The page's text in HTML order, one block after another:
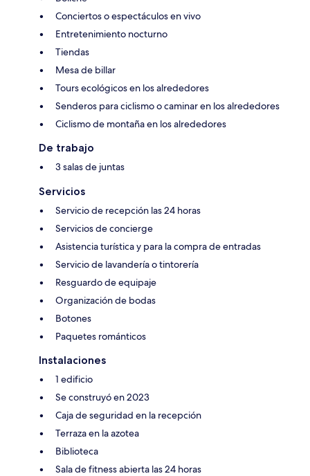
Conciertos o espectáculos en vivo
Entretenimiento nocturno
Tiendas
Mesa de billar
Tours ecológicos en los alrededores
Senderos para ciclismo o caminar en los alrededores
Ciclismo de montaña en los alrededores
De trabajo
3 salas de juntas
Servicios
Servicio de recepción las 24 horas
Servicios de concierge
Asistencia turística y para la compra de entradas
Servicio de lavandería o tintorería
Resguardo de equipaje
Organización de bodas
Botones
Paquetes románticos
Instalaciones
1 edificio
Se construyó en 2023
Caja de seguridad en la recepción
Terraza en la azotea
Biblioteca
Sala de fitness abierta las 24 horas